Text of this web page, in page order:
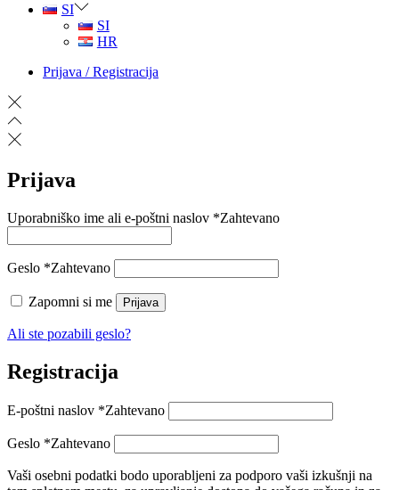
SI
SI
HR
Prijava / Registracija
Prijava
Uporabniško ime ali e-poštni naslov *Zahtevano
Geslo *Zahtevano
Zapomni si me Prijava
Ali ste pozabili geslo?
Registracija
E-poštni naslov *Zahtevano
Geslo *Zahtevano
Vaši osebni podatki bodo uporabljeni za podporo vaši izkušnji na